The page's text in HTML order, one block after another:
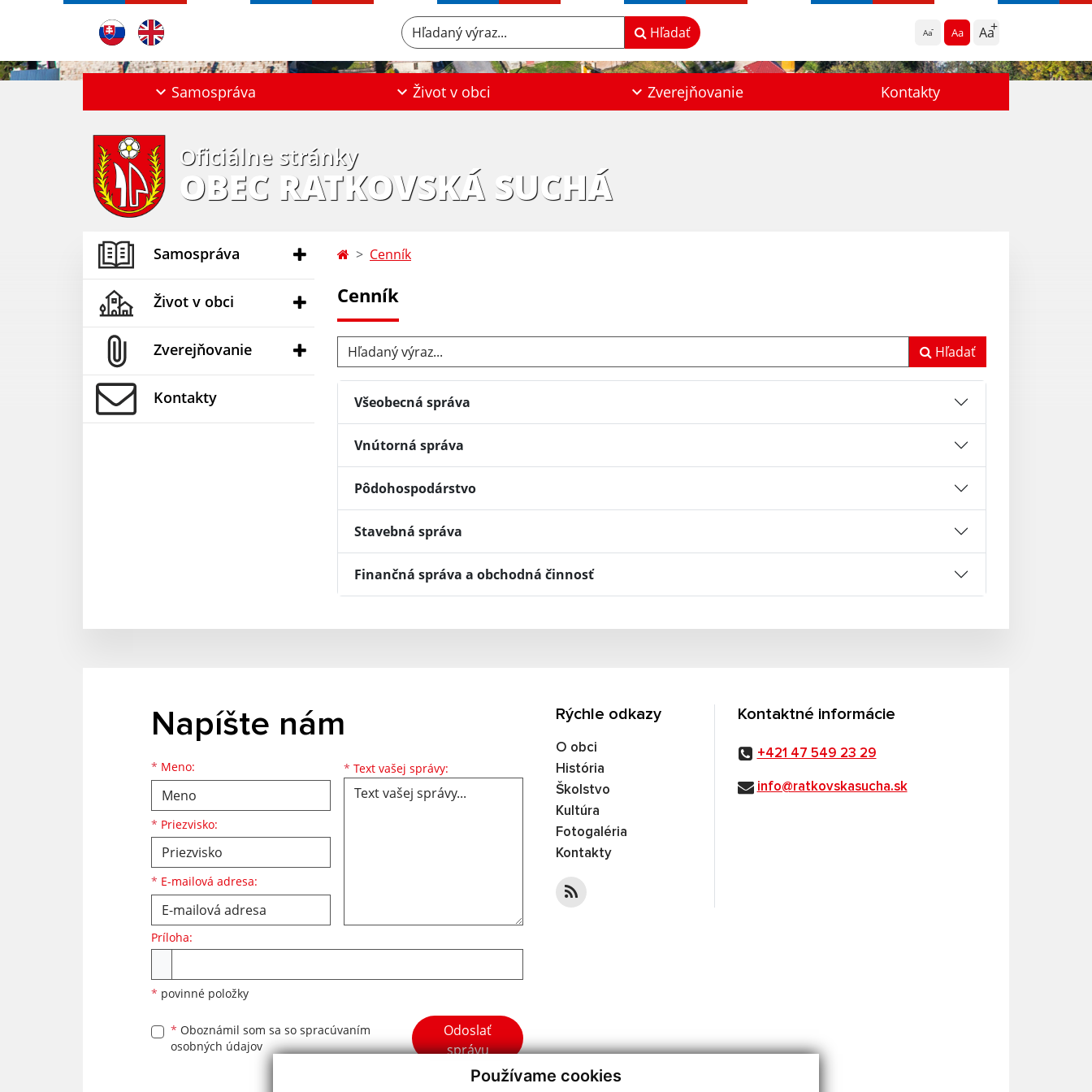
Používame cookies
Aa Aa Aa
Hľadaný výraz... Hľadať
Samospráva Život v obci Zverejňovanie Kontakty
Oficiálne stránky
OBEC RATKOVSKÁ SUCHÁ
Samospráva
Život v obci
Zverejňovanie
Kontakty
Cenník
Cenník
Hľadaný výraz... Hľadať
Všeobecná správa
Vnútorná správa
Pôdohospodárstvo
Stavebná správa
Finančná správa a obchodná činnosť
Napíšte nám
* Meno:
Meno
* Priezvisko:
Priezvisko
* E-mailová adresa:
E-mailová adresa * Text vašej správy: Text vašej správy...
Príloha:
* povinné položky
* Oboznámil som sa so spracúvaním
osobných údajov
Google reCaptcha Response
Odoslať
správu
Rýchle odkazy
O obci
História
Školstvo
Kultúra
Fotogaléria
Kontakty
Kontaktné informácie
+421 47 549 23 29
info@ratkovskasucha.sk